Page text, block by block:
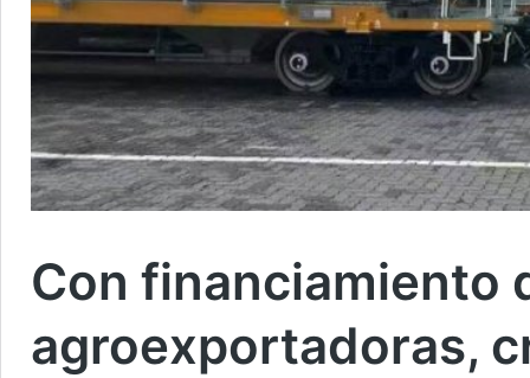
Con financiamiento
agroexportadoras,